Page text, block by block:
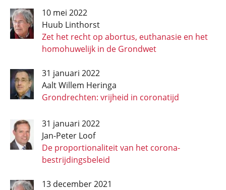
10 mei 2022
Huub Linthorst
Zet het recht op abortus, euthanasie en het
homohuwelijk in de Grondwet
31 januari 2022
Aalt Willem Heringa
Grondrechten: vrijheid in coronatijd
31 januari 2022
Jan-Peter Loof
De proportionaliteit van het corona­
bestrijdings­beleid
13 december 2021